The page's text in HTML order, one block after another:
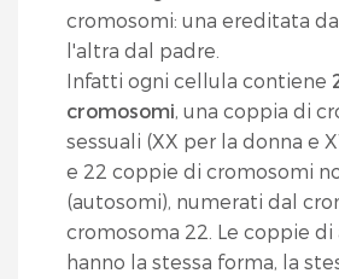
cromosomi: una ereditata
l'altra dal padre.
Infatti ogni cellula contiene
cromosomi, una coppia di
sessuali (XX per la donna e
e 22 coppie di cromosomi
(autosomi), numerati dal
cromosoma 22. Le coppie
hanno la stessa forma, la